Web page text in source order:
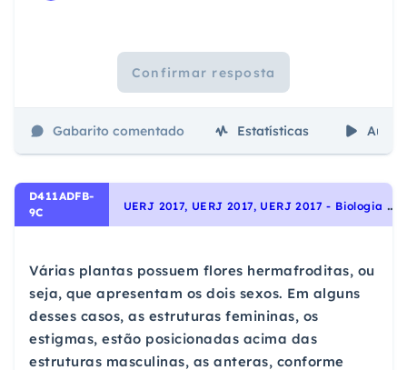
Confirmar resposta
Gabarito comentado Estatísticas Aulas
D411ADFB-
9C
U
ERJ 2017, UERJ 2017, UERJ 2017 - Biologia - Gimnospermas e Angiospermas, Identidade dos seres vivos
Várias plantas possuem flores hermafroditas, ou
seja, que apresentam os dois sexos. Em alguns
desses casos, as estruturas femininas, os
estigmas, estão posicionadas acima das
estruturas masculinas, as anteras, conforme